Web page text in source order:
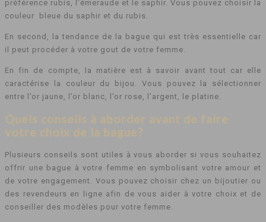
préférence rubis, l’émeraude et le saphir. Vous pouvez choisir la
couleur bleue du saphir et du rubis.
En second, la tendance de la bague qui est très essentielle car
il peut procéder à votre gout de votre femme.
En fin de compte, la matière est à savoir avant tout car elle
caractérise la couleur du bijou. Vous pouvez la sélectionner
entre l’or jaune, l’or blanc, l’or rose, l’argent, le platine.
Quels conseils à aborder avant de faire
votre choix de la bague?
Plusieurs conseils sont utiles à vous aborder si vous souhaitez
offrir une bague à votre femme en symbolisant votre amour et
de votre engagement. Vous pouvez choisir chez un bijoutier ou
des revendeurs en ligne afin de vous aider à votre choix et de
conseiller des modèles pour votre femme.